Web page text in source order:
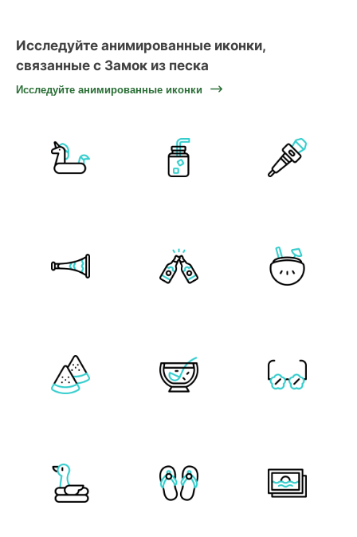
Исследуйте анимированные иконки,
связанные с Замок из песка
Исследуйте анимированные иконки